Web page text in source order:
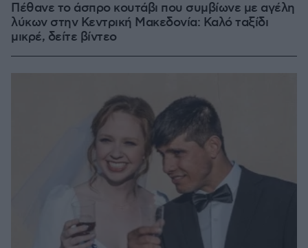
Πέθανε το άσπρο κουτάβι που συμβίωνε με αγέλη
λύκων στην Κεντρική Μακεδονία: Καλό ταξίδι
μικρέ, δείτε βίντεο